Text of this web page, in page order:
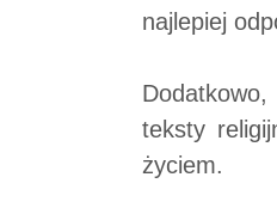
najlepiej
teksty
życiem.